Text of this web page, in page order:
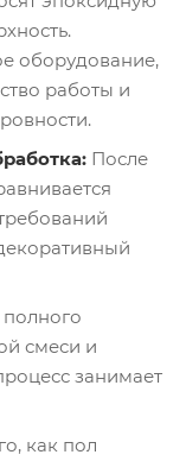
оборудование,
работы и
После
смеси и
занимает
как пол